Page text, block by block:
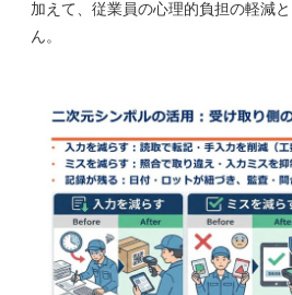
加えて、従業員の心理的負担の軽減
ん。